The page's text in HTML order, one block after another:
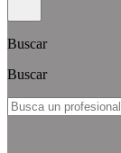
Buscar
Buscar